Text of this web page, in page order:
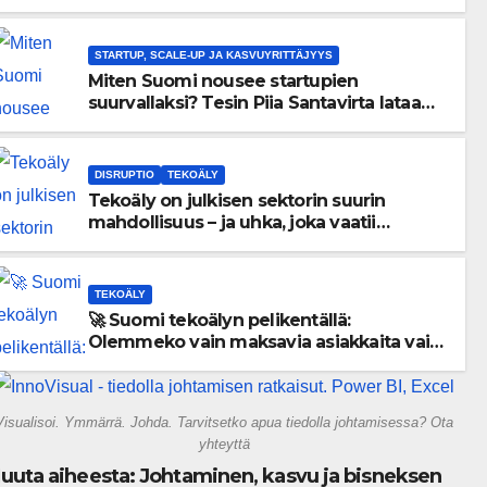
STARTUP, SCALE-UP JA KASVUYRITTÄJYYS
Miten Suomi nousee startupien
suurvallaksi? Tesin Piia Santavirta lataa
DISRUPTIO TEKOÄLY
Tekoäly on julkisen sektorin suurin
mahdollisuus – ja uhka, joka vaatii
TEKOÄLY
🚀 Suomi tekoälyn pelikentällä:
Olemmeko vain maksavia asiakkaita vai
gigatehtaan?
Ymmärrä. Johda. Tarvitsetko apua tiedolla johtamisessa? Ota
yhteyttä
aiheesta: Johtaminen, kasvu ja bisneksen